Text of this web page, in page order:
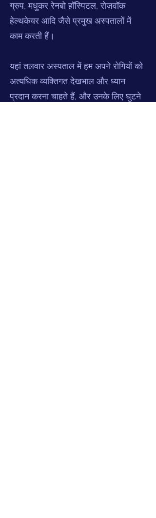
ग्रुप, मधुकर रेनबो हॉस्पिटल, रोज़वॉक
हेल्थकेयर आदि जैसे प्रमुख अस्पतालों में
काम करती हैं।
यहां तलवार अस्पताल में हम अपने रोगियों को
अत्यधिक व्यक्तिगत देखभाल और ध्यान
प्रदान करना चाहते हैं, और उनके लिए घुटने